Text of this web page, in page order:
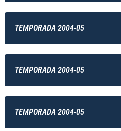
TEMPORADA 2004-05
TEMPORADA 2004-05
TEMPORADA 2004-05